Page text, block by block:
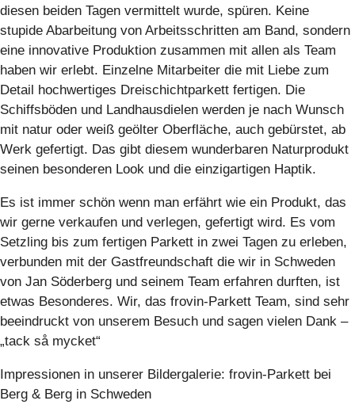
diesen beiden Tagen vermittelt wurde, spüren. Keine
stupide Abarbeitung von Arbeitsschritten am Band, sondern
eine innovative Produktion zusammen mit allen als Team
haben wir erlebt. Einzelne Mitarbeiter die mit Liebe zum
Detail hochwertiges Dreischichtparkett fertigen. Die
Schiffsböden und Landhausdielen werden je nach Wunsch
mit natur oder weiß geölter Oberfläche, auch gebürstet, ab
Werk gefertigt. Das gibt diesem wunderbaren Naturprodukt
seinen besonderen Look und die einzigartigen Haptik.
Es ist immer schön wenn man erfährt wie ein Produkt, das
wir gerne verkaufen und verlegen, gefertigt wird. Es vom
Setzling bis zum fertigen Parkett in zwei Tagen zu erleben,
verbunden mit der Gastfreundschaft die wir in Schweden
von Jan Söderberg und seinem Team erfahren durften, ist
etwas Besonderes. Wir, das frovin-Parkett Team, sind sehr
beeindruckt von unserem Besuch und sagen vielen Dank –
„tack så mycket“
Impressionen in unserer Bildergalerie: frovin-Parkett bei
Berg & Berg in Schweden